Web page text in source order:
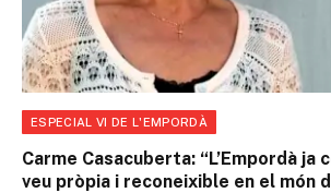
ESPECIAL VI DE L'EMPORDÀ
Carme Casacuberta: “L’Empordà ja
veu pròpia i reconeixible en el món